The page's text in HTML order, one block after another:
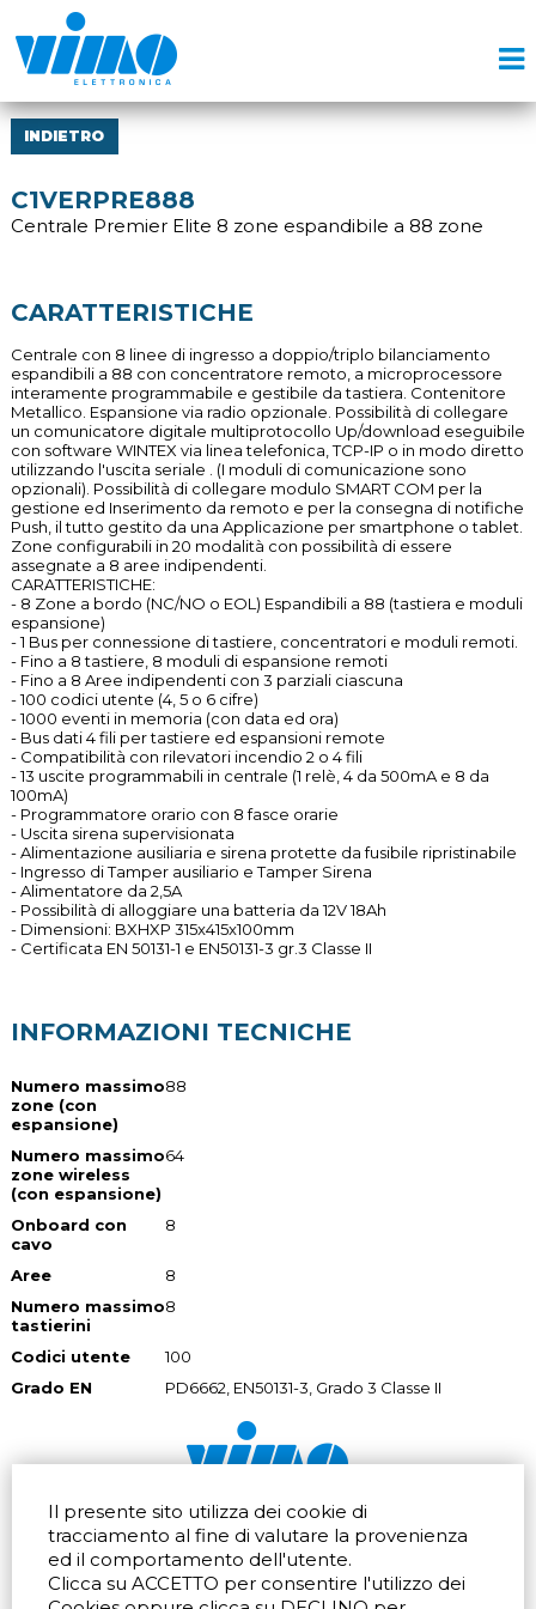
Il presente sito utilizza dei cookie di
tracciamento al fine di valutare la provenienza
ed il comportamento dell'utente.
Clicca su ACCETTO per consentire l'utilizzo dei
INDIETRO
C1VERPRE888
Centrale Premier Elite 8 zone espandibile a 88 zone
CARATTERISTICHE
Centrale con 8 linee di ingresso a doppio/triplo bilanciamento
espandibili a 88 con concentratore remoto, a microprocessore
interamente programmabile e gestibile da tastiera. Contenitore
Metallico. Espansione via radio opzionale. Possibilità di collegare
un comunicatore digitale multiprotocollo Up/download eseguibile
con software WINTEX via linea telefonica, TCP-IP o in modo diretto
utilizzando l'uscita seriale . (I moduli di comunicazione sono
opzionali). Possibilità di collegare modulo SMART COM per la
gestione ed Inserimento da remoto e per la consegna di notifiche
Push, il tutto gestito da una Applicazione per smartphone o tablet.
Zone configurabili in 20 modalità con possibilità di essere
assegnate a 8 aree indipendenti.
CARATTERISTICHE:
- 8 Zone a bordo (NC/NO o EOL) Espandibili a 88 (tastiera e moduli
espansione)
- 1 Bus per connessione di tastiere, concentratori e moduli remoti.
- Fino a 8 tastiere, 8 moduli di espansione remoti
- Fino a 8 Aree indipendenti con 3 parziali ciascuna
- 100 codici utente (4, 5 o 6 cifre)
- 1000 eventi in memoria (con data ed ora)
- Bus dati 4 fili per tastiere ed espansioni remote
- Compatibilità con rilevatori incendio 2 o 4 fili
- 13 uscite programmabili in centrale (1 relè, 4 da 500mA e 8 da
100mA)
- Programmatore orario con 8 fasce orarie
- Uscita sirena supervisionata
- Alimentazione ausiliaria e sirena protette da fusibile ripristinabile
- Ingresso di Tamper ausiliario e Tamper Sirena
- Alimentatore da 2,5A
- Possibilità di alloggiare una batteria da 12V 18Ah
- Dimensioni: BXHXP 315x415x100mm
- Certificata EN 50131-1 e EN50131-3 gr.3 Classe II
INFORMAZIONI TECNICHE
Numero massimo
zone (con
espansione)
88
Numero massimo
zone wireless
(con espansione)
64
Onboard con
cavo
8
Aree
8
Numero massimo
tastierini
8
Codici utente
100
Grado EN
PD6662, EN50131-3, Grado 3 Classe II
Via dell'artigianato 32Q
20865 Usmate Velate (MB)
Indicazioni Stradali
Tel. +39 039 672520
Fax +39 039 672568
Email
Via Pontina 583
Via San Crispino 64